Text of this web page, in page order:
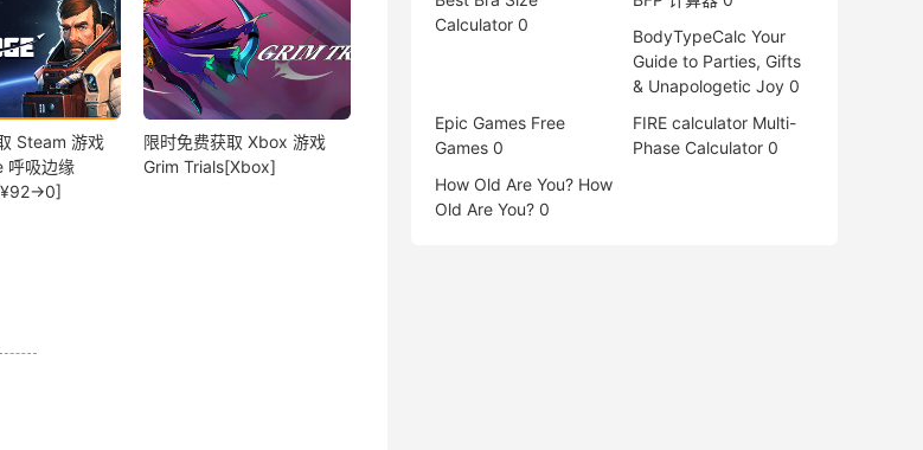
Steam 游戏
呼吸边缘
限时免费获取 Xbox 游戏
Grim Trials[Xbox]
Calculator 0
BodyTypeCalc Your
Guide to Parties, Gifts
& Unapologetic Joy 0
Epic Games Free
Games 0
FIRE calculator Multi-
Phase Calculator 0
How Old Are You? How
Old Are You? 0